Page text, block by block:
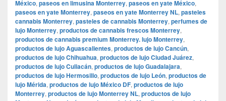
México, paseos en limusina Monterrey, paseos en yate México,
paseos en yate Monterrey, paseos en yate Monterrey NL, pasteles
cannabis Monterrey, pasteles de cannabis Monterrey, perfumes de
lujo Monterrey, productos de cannabis frescos Monterrey,
productos de cannabis premium Monterrey. lujo Monterrey,
productos de lujo Aguascalientes, productos de lujo Cancún,
productos de lujo Chihuahua, productos de lujo Ciudad Juárez,
productos de lujo Culiacán, productos de lujo Guadalajara,
productos de lujo Hermosillo, productos de lujo León, productos de
lujo Mérida, productos de lujo México DF, productos de lujo
Monterrey, productos de lujo Monterrey NL, productos de lujo